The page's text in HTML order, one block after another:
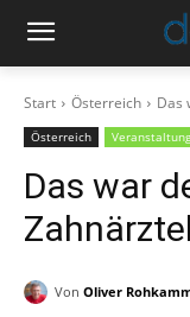
Start Österreich Das
Österreich
Das war
Von Oliver